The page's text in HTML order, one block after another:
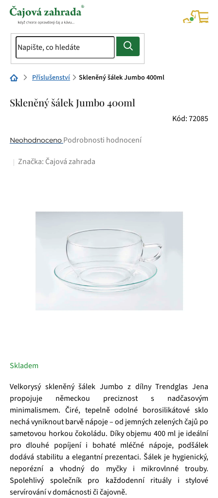
Přejít
Domů Příslušenství Skleněný šálek Jumbo 400ml
Skleněný šálek Jumbo 400ml
Kód:72085
Průměrné
produktu
Neohodnoceno Podrobnosti hodnocení
Značka: Čajová zahrada
Skladem
Velkorysý skleněný šálek Jumbo z dílny Trendglas Jena
propojuje německou preciznost s nadčasovým
minimalismem. Čiré, tepelně odolné borosilikátové sklo
nechá vyniknout barvě nápoje – od jemných zelených čajů po
sametovou horkou čokoládu. Díky objemu 400 ml je ideální
pro dlouhé popíjení i bohaté mléčné nápoje, podšálek
dodává stabilitu a elegantní prezentaci. Šálek je hygienický,
neporézní a vhodný do myčky i mikrovlnné trouby.
Spolehlivý společník pro každodenní rituály i stylové
servírování v domácnosti či čajovně.